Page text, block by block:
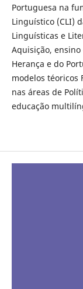
Portuguesa na
Linguístico (CLI)
Linguísticas e
Aquisição,
Herança e do
modelos téoricos
nas áreas de
educação